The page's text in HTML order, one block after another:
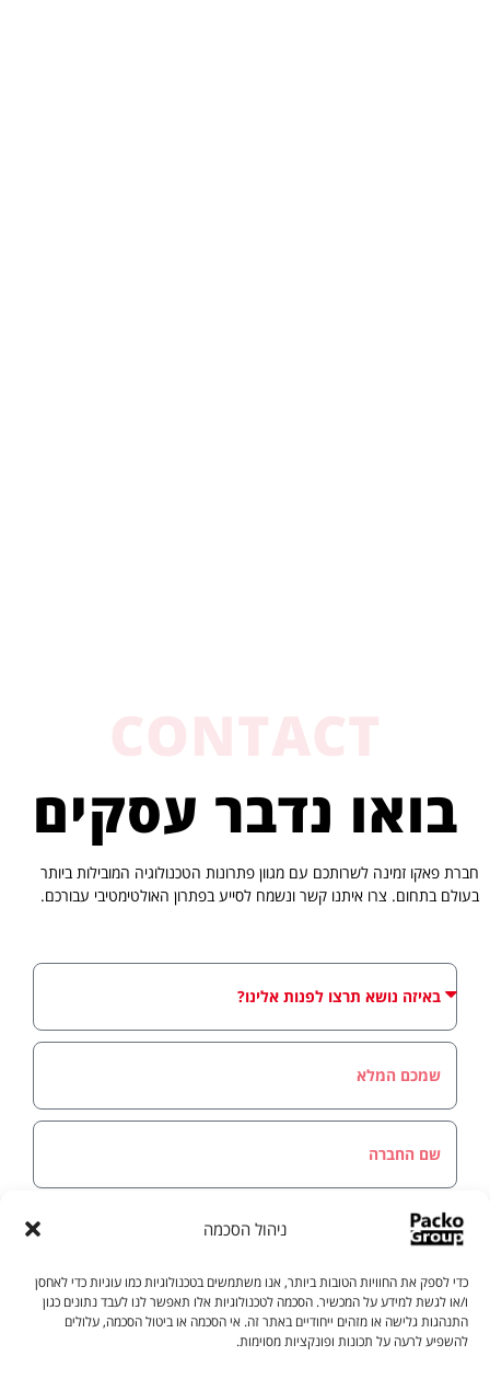
ניהול הסכמה
כדי לספק את החוויות הטובות ביותר, אנו משתמשים בטכנולוגיות כמו עוגיות כדי לאחסן
ו/או לגשת למידע על המכשיר. הסכמה לטכנולוגיות אלו תאפשר לנו לעבד נתונים כגון
התנהגות גלישה או מזהים ייחודיים באתר זה. אי הסכמה או ביטול הסכמה, עלולים
להשפיע לרעה על תכונות ופונקציות מסוימות.
בואו נדבר עסקים
חברת פאקו זמינה לשרותכם עם מגוון פתרונות הטכנולוגיה המובילות ביותר
בעולם בתחום. צרו איתנו קשר ונשמח לסייע בפתרון האולטימטיבי עבורכם.